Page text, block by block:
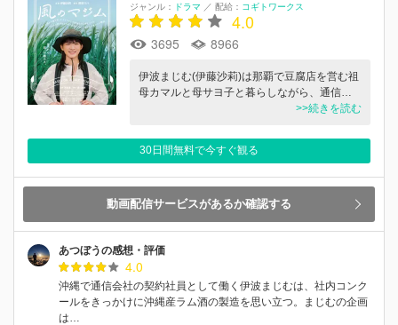
ジャンル：
ドラマ ／ 配給： コギトワークス
4.0
3695 8966
伊波まじむ(伊藤沙莉)は那覇で⾖腐店を営む祖
⺟カマルと⺟サヨ⼦と暮らしながら、通信…
>>続きを読む
30日間無料で今すぐ観る
動画配信サービスがあるか確認する
あつぼうの感想・評価
4.0
沖縄で通信会社の契約社員として働く伊波まじむは、社内コンク
ールをきっかけに沖縄産ラム酒の製造を思い立つ。まじむの企画
は…